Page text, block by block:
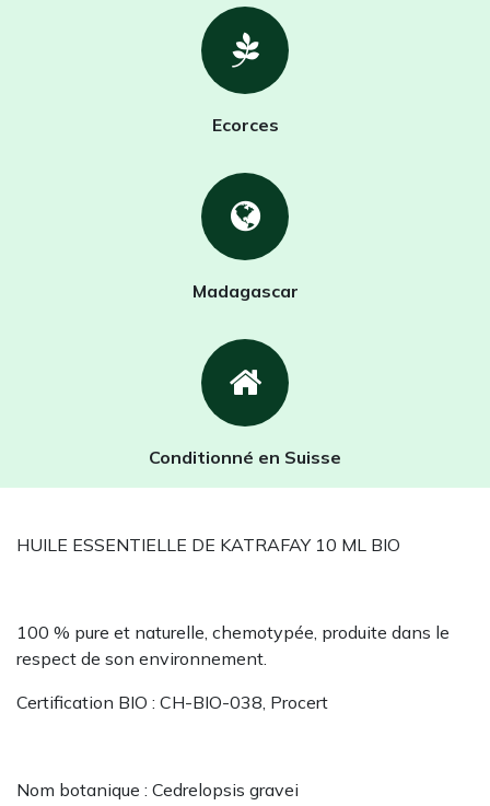
Ecorces
Madagascar
Conditionné en Suisse
HUILE ESSENTIELLE DE KATRAFAY 10 ML BIO
100 % pure et naturelle, chemotypée, produite dans le
respect de son environnement.
Certification BIO : CH-BIO-038, Procert
Nom botanique : Cedrelopsis gravei